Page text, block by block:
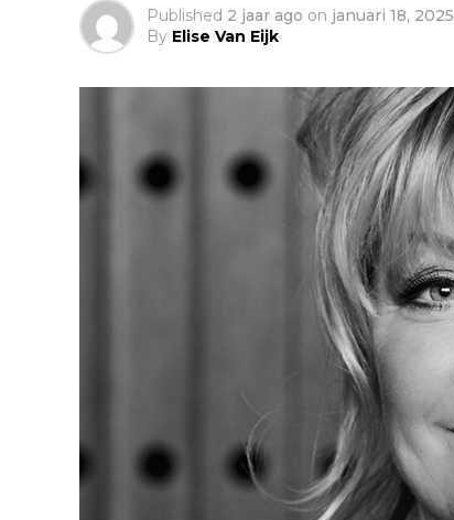
Published 2 jaar ago on januari 18, 2025
By Elise Van Eijk